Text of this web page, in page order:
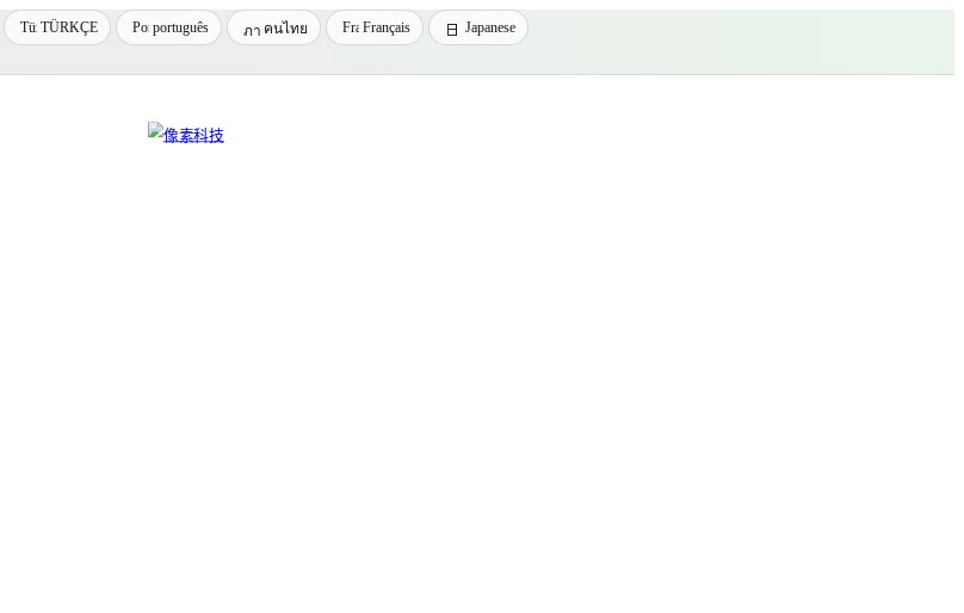
TÜRKÇE português คนไทย Français Japanese